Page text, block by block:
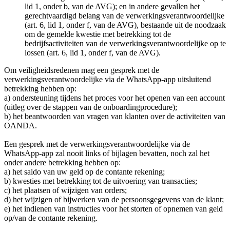
lid 1, onder b, van de AVG); en in andere gevallen het
gerechtvaardigd belang van de verwerkingsverantwoordelijke
(art. 6, lid 1, onder f, van de AVG), bestaande uit de noodzaak
om de gemelde kwestie met betrekking tot de
bedrijfsactiviteiten van de verwerkingsverantwoordelijke op te
lossen (art. 6, lid 1, onder f, van de AVG).
Om veiligheidsredenen mag een gesprek met de
verwerkingsverantwoordelijke via de WhatsApp-app uitsluitend
betrekking hebben op:
a) ondersteuning tijdens het proces voor het openen van een account
(uitleg over de stappen van de onboardingprocedure);
b) het beantwoorden van vragen van klanten over de activiteiten van
OANDA.
Een gesprek met de verwerkingsverantwoordelijke via de
WhatsApp-app zal nooit links of bijlagen bevatten, noch zal het
onder andere betrekking hebben op:
a) het saldo van uw geld op de contante rekening;
b) kwesties met betrekking tot de uitvoering van transacties;
c) het plaatsen of wijzigen van orders;
d) het wijzigen of bijwerken van de persoonsgegevens van de klant;
e) het indienen van instructies voor het storten of opnemen van geld
op/van de contante rekening.